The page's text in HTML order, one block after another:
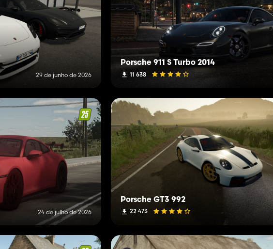
29 de junho de 2026
Porsche 911 S Turbo 2014
11 638
24 de julho de 2026
Porsche GT3 992
22 473